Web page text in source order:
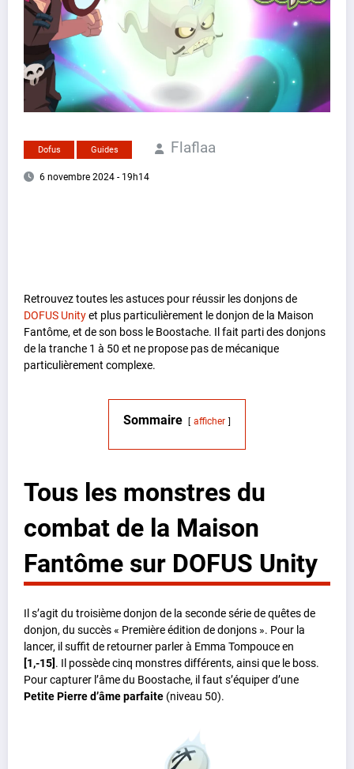
Dofus Guides Flaflaa
6 novembre 2024 - 19h14
Retrouvez toutes les astuces pour réussir les donjons de
DOFUS Unityet plus particulièrement le donjon de la Maison
Fantôme, et de son boss le Boostache. Il fait parti des donjons
de la tranche 1 à 50 et ne propose pas de mécanique
particulièrement complexe.
Sommaire afficher
Tous les monstres du
combat de la Maison
Fantôme sur DOFUS Unity
Il s’agit du troisième donjon de la seconde série de quêtes de
donjon, du succès « Première édition de donjons ». Pour la
lancer, il suffit de retourner parler à Emma Tompouce en
[1,-15] . Il possède cinq monstres différents, ainsi que le boss.
Pour capturer l’âme du Boostache, il faut s’équiper d’une
Petite Pierre d’âme parfaite (niveau 50).